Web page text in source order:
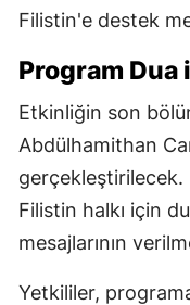
Filistin'e destek
Program Dua
Etkinliğin son
Abdülhamithan
gerçekleştirilecek.
Filistin halkı için
mesajlarının
Yetkililer,